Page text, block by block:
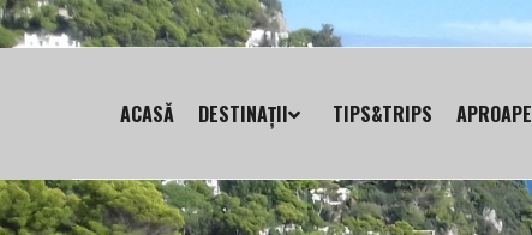
ACASĂ DESTINAȚII TIPS&TRIPS